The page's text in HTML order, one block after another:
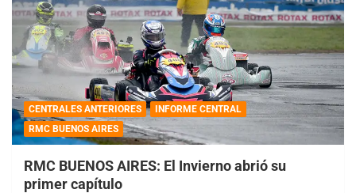
CENTRALES ANTERIORES
INFORME CENTRAL
RMC BUENOS AIRES
RMC BUENOS AIRES: El Invierno abrió su
primer capítulo